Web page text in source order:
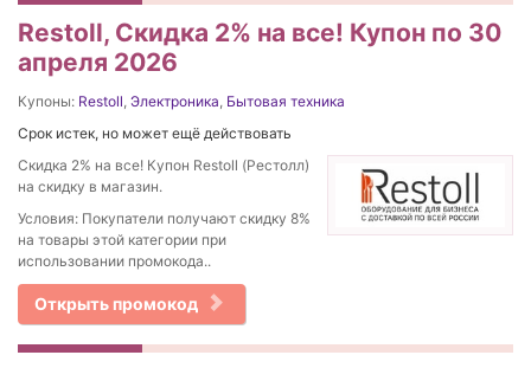
Restoll, Скидка 2% на все! Купон по 30
апреля 2026
Купоны: Restoll, Электроника, Бытовая техника
Срок истек, но может ещё действовать
Скидка 2% на все! Купон Restoll (Рестолл)
на скидку в магазин.
Условия: Покупатели получают скидку 8%
на товары этой категории при
использовании промокода..
Открыть промокод